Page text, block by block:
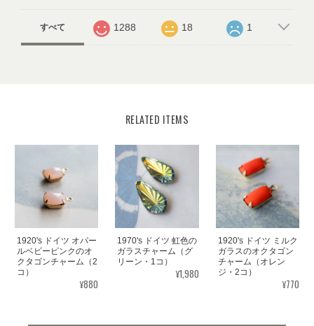
すべて 1288 18 1
RELATED ITEMS
1920's ドイツ オパー
ルベビーピンクのオ
クタゴンチャーム（2
コ）
¥880
1970's ドイツ 虹色の
ガラスチャーム（グ
リーン・1コ）
¥1,980
1920's ドイツ ミルク
ガラスのオクタゴン
チャーム（オレン
ジ・2コ）
¥770